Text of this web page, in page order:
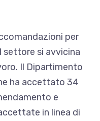
per
settore si avvicina
Il Dipartimento
ha accettato 34
e
in linea di